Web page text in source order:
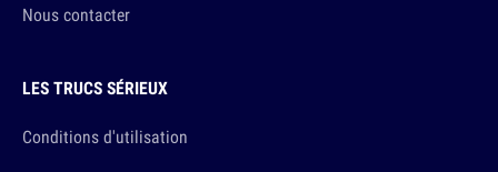
Nous contacter
LES TRUCS SÉRIEUX
Conditions d'utilisation